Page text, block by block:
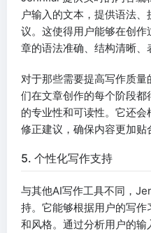
户输入的文本，提供语法
议。这使得用户能够在创
章的语法准确、结构清晰、
对于那些需要提高写作质
们在文章创作的每个阶段
的专业性和可读性。它还
修正建议，确保内容更加贴
5. 个性化写作支持
与其他AI写作工具不同，
持。它能够根据用户的写
和风格。通过分析用户的